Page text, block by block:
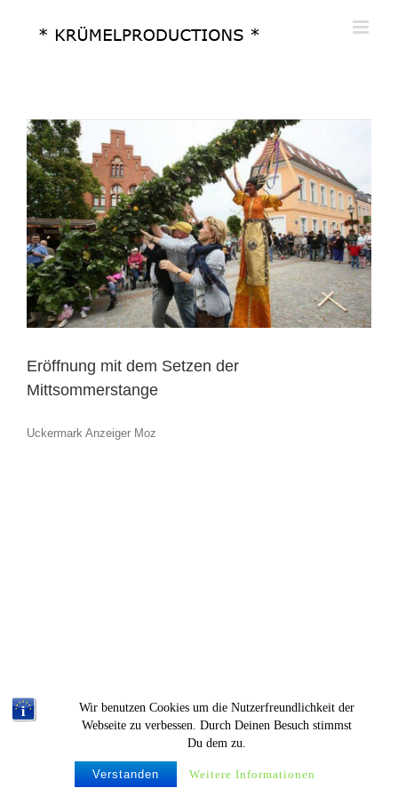
Wir benutzen Cookies um die Nutzerfreundlichkeit der
Webseite zu verbessen. Durch Deinen Besuch stimmst
Du dem zu.
Verstanden Weitere Informationen
Eröffnung mit dem Setzen der
Mittsommerstange
Uckermark Anzeiger Moz
© Krümelproductions |Imperssum & Datenschutz